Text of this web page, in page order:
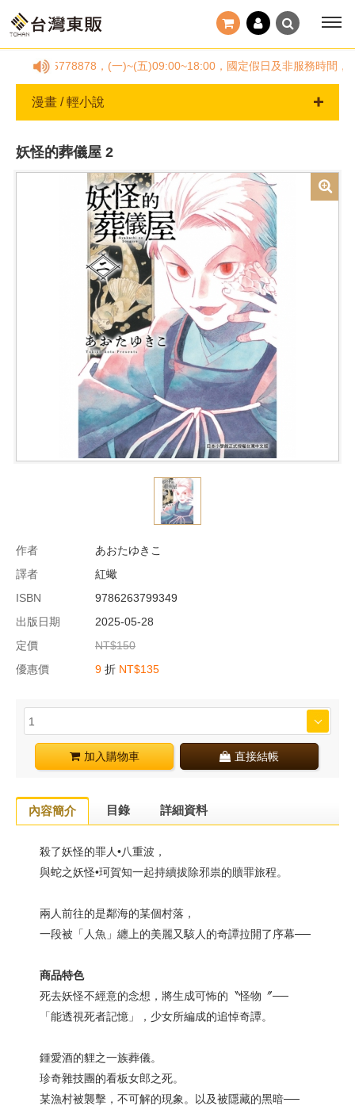
25778878，(一)~(五)09:00~18:00，國定假日及非服務時間，請
漫畫 / 輕小說
妖怪的葬儀屋 2
作者
あおたゆきこ
譯者
紅蠍
ISBN
9786263799349
出版日期
2025-05-28
定價
NT$150
優惠價
9 折 NT$135
加入購物車 直接結帳
內容簡介 目錄 詳細資料
殺了妖怪的罪人•八重波，
與蛇之妖怪•珂賀知一起持續拔除邪祟的贖罪旅程。
兩人前往的是鄰海的某個村落，
一段被「人魚」纏上的美麗又駭人的奇譚拉開了序幕──
商品特色
死去妖怪不經意的念想，將生成可怖的〝怪物〞──
「能透視死者記憶」，少女所編成的追悼奇譚。
鍾愛酒的貍之一族葬儀。
珍奇雜技團的看板女郎之死。
某漁村被襲擊，不可解的現象。以及被隱藏的黑暗──